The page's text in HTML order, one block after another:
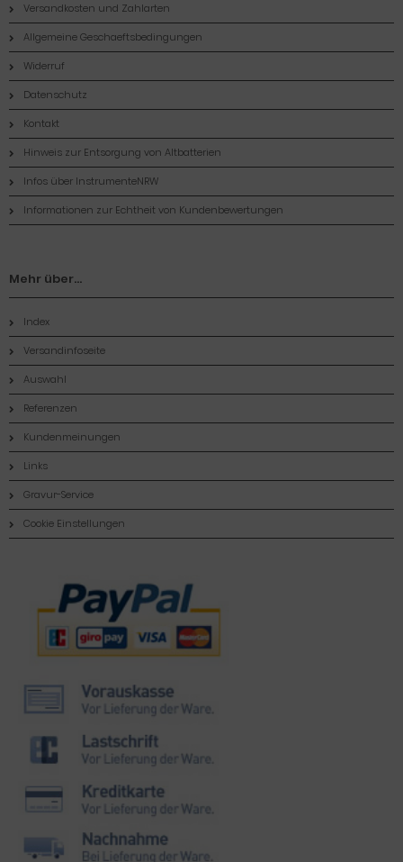
Versandkosten und Zahlarten
Allgemeine Geschaeftsbedingungen
Widerruf
Datenschutz
Kontakt
Hinweis zur Entsorgung von Altbatterien
Infos über InstrumenteNRW
Informationen zur Echtheit von Kundenbewertungen
Mehr über...
Index
Versandinfoseite
Auswahl
Referenzen
Kundenmeinungen
Links
Gravur-Service
Cookie Einstellungen
Zahlungsmethoden